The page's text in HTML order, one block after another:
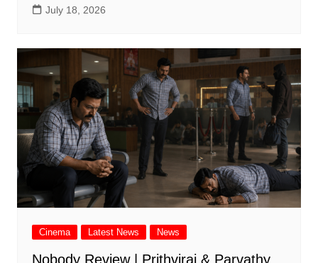
July 18, 2026
Cinema Latest News News
Nobody Review | Prithviraj & Parvathy